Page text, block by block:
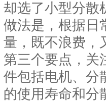
却选了小型分散
做法是，根据日
量，既不浪费，
第三个要点，关
件包括电机、分
的使用寿命和分